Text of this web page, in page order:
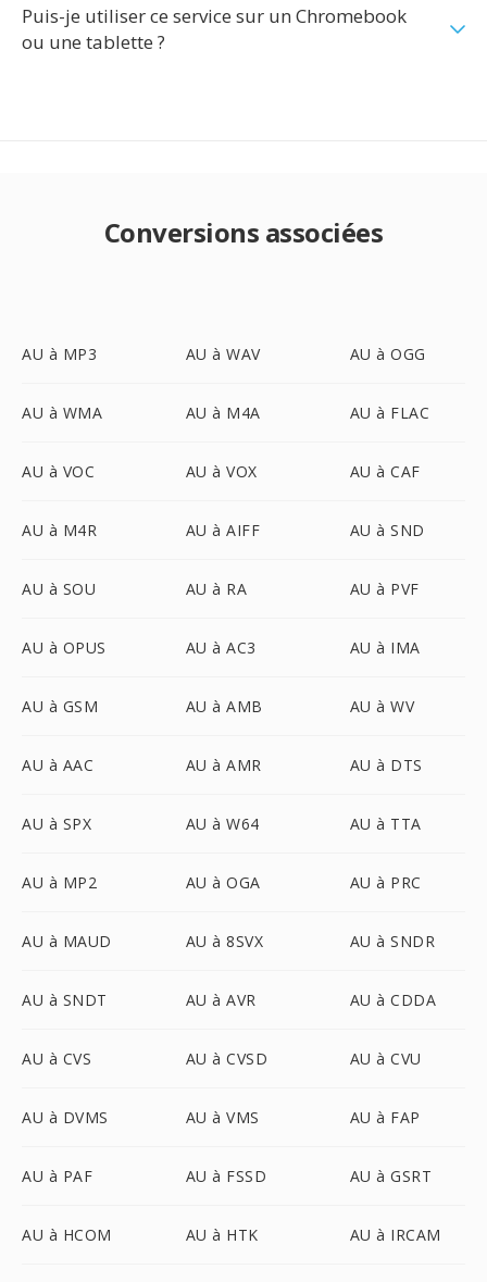
Puis-je utiliser ce service sur un Chromebook
ou une tablette ?
Conversions associées
AU à MP3 AU à WAV AU à OGG
AU à WMA AU à M4A AU à FLAC
AU à VOC AU à VOX AU à CAF
AU à M4R AU à AIFF AU à SND
AU à SOU AU à RA AU à PVF
AU à OPUS AU à AC3 AU à IMA
AU à GSM AU à AMB AU à WV
AU à AAC AU à AMR AU à DTS
AU à SPX AU à W64 AU à TTA
AU à MP2 AU à OGA AU à PRC
AU à MAUD AU à 8SVX AU à SNDR
AU à SNDT AU à AVR AU à CDDA
AU à CVS AU à CVSD AU à CVU
AU à DVMS AU à VMS AU à FAP
AU à PAF AU à FSSD AU à GSRT
AU à HCOM AU à HTK AU à IRCAM